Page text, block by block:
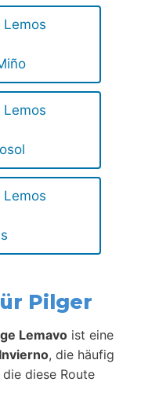
Pilger
Lemavo ist eine
, die häufig
diese Route